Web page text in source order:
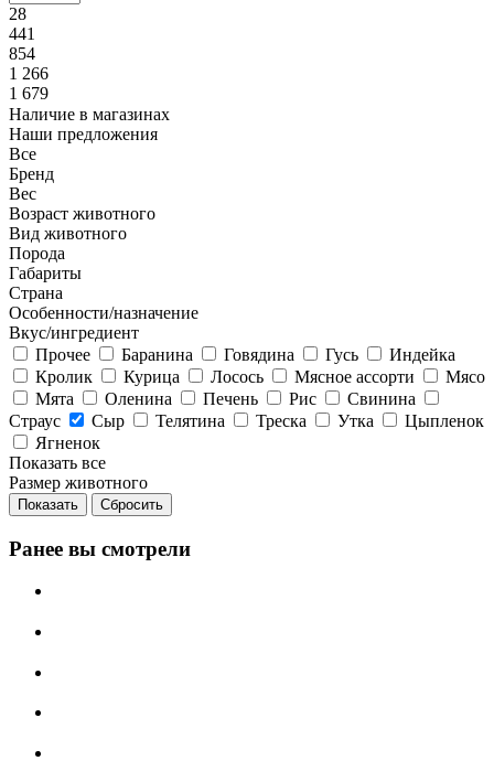
28
441
854
1 266
1 679
Наличие в магазинах
Наши предложения
Все
Бренд
Вес
Возраст животного
Вид животного
Порода
Габариты
Страна
Особенности/назначение
Вкус/ингредиент
Прочее
Баранина Говядина Гусь
Индейка
Кролик
Курица Лосось Мясное ассорти
Мясо
Мята
Оленина Печень Рис
Свинина
Страус
Сыр Телятина Треска Утка
Цыпленок
Ягненок
Показать все
Размер животного
Сбросить
Ранее вы смотрели